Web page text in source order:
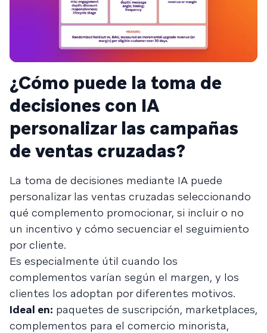
¿Cómo puede la toma de
decisiones con IA
personalizar las campañas
de ventas cruzadas?
La toma de decisiones mediante IA puede
personalizar las ventas cruzadas seleccionando
qué complemento promocionar, si incluir o no
un incentivo y cómo secuenciar el seguimiento
por cliente.
Es especialmente útil cuando los
complementos varían según el margen, y los
clientes los adoptan por diferentes motivos.
Ideal en: paquetes de suscripción, marketplaces,
complementos para el comercio minorista,